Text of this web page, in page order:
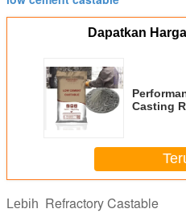
Dapatkan
Casting
Lebih Refractory Castable